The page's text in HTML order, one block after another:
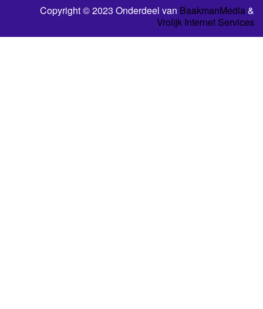
Copyright © 2023 Onderdeel van BaakmanMedia&
Vrolijk Internet Services